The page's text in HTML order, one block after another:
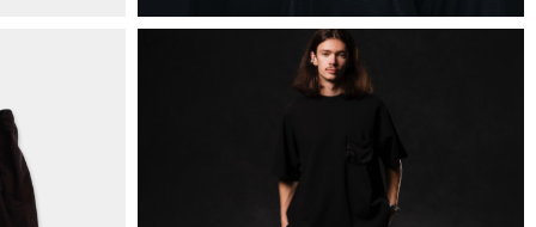
+38 063 502 60 83